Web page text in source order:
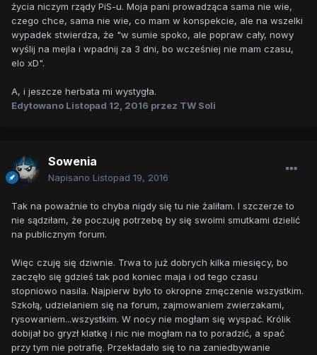
życia niczym rządy PiS-u. Moja pani prowadząca sama nie wie,
czego chce, sama nie wie, co mam w konspekcie, ale na wszelki
wypadek stwierdza, że "w sumie spoko, ale popraw cały, nowy
wyślij na mejla i wpadnij za 3 dni, bo wcześniej nie mam czasu,
elo xD".
A, i jeszcze herbata mi wystygła.
Edytowano Listopad 12, 2016 przez TW Soli
Sowenia
Napisano Listopad 19, 2016
Tak na poważnie to chyba nigdy się tu nie żaliłam. I szczerze to
nie sądziłam, że poczuję potrzebę by się swoimi smutkami dzielić
na publicznym forum.
Więc czuję się dziwnie. Trwa to już dobrych kilka miesięcy, bo
zaczęło się gdzieś tak pod koniec maja i od tego czasu
stopniowo nasila. Najpierw było to okropne zmęczenie wszystkim.
Szkołą, udzielaniem się na forum, zajmowaniem zwierzakami,
rysowaniem...wszystkim. W nocy nie mogłam się wyspać. Królik
dobijał bo gryzł klatkę i nic nie mogłam na to poradzić, a spać
przy tym nie potrafię. Przekładało się to na zaniedbywanie